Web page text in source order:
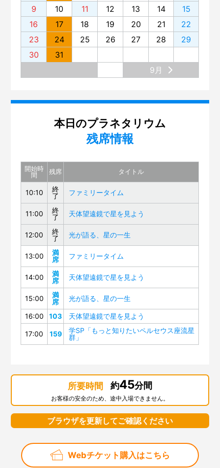
9 10 11 12 13 14
15
16
17 18 19 20 21
22
23
24 25 26 27 28
29
30
31
9月
本日のプラネタリウム
残席情報
開始時
間
残席 タイトル
10:10
終
了
ファミリータイム
11:00
終
了
天体望遠鏡で星を見よう
12:00
終
了
光が語る、星の一生
13:00
満
席
ファミリータイム
14:00
満
席
天体望遠鏡で星を見よう
15:00
満
席
光が語る、星の一生
16:00 103 天体望遠鏡で星を見よう
17:00 159
学SP「もっと知りたいペルセウス座流星
群」
所要時間 約45分間
お客様の安全のため、途中入場できません。
ブラウザを更新してご確認ください
Webチケット購入はこちら